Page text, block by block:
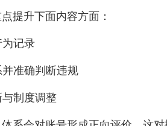
提升下面内容方面：
为记录
准确判断违规
制度调整